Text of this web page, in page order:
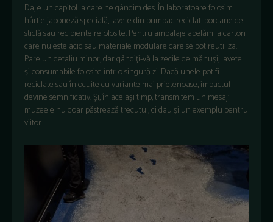
Da, e un capitol la care ne gândim des. În laboratoare folosim
hârtie japoneză specială, lavete din bumbac reciclat, borcane de
sticlă sau recipiente refolosite. Pentru ambalaje apelăm la carton
care nu este acid sau materiale modulare care se pot reutiliza.
Pare un detaliu minor, dar gândiți-vă la zecile de mănuși, lavete
și consumabile folosite într-o singură zi. Dacă unele pot fi
reciclate sau înlocuite cu variante mai prietenoase, impactul
devine semnificativ. Și, în același timp, transmitem un mesaj:
muzeele nu doar păstrează trecutul, ci dau și un exemplu pentru
viitor.